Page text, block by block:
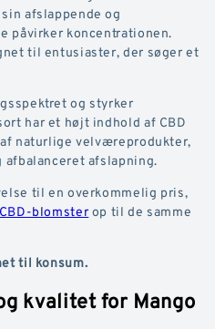
afslappende og
påvirker koncentrationen.
til entusiaster, der søger et
og styrker
har et højt indhold af CBD
naturlige velværeprodukter,
afbalanceret afslapning.
til en overkommelig pris,
blomsterop til de samme
til konsum.
kvalitet for Mango